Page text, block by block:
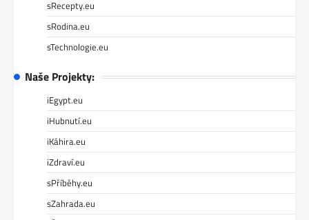
sRecepty.eu
sRodina.eu
sTechnologie.eu
Naše Projekty:
iEgypt.eu
iHubnutí.eu
iKáhira.eu
iZdraví.eu
sPříběhy.eu
sZahrada.eu